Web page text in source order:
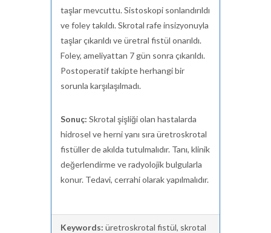
taşlar mevcuttu. Sistoskopi sonlandırıldı
ve foley takıldı. Skrotal rafe insizyonuyla
taşlar çıkarıldı ve üretral fistül onarıldı.
Foley, ameliyattan 7 gün sonra çıkarıldı.
Postoperatif takipte herhangi bir
sorunla karşılaşılmadı.
Sonuç: Skrotal şişliği olan hastalarda
hidrosel ve herni yanı sıra üretroskrotal
fistüller de akılda tutulmalıdır. Tanı, klinik
değerlendirme ve radyolojik bulgularla
konur. Tedavi, cerrahi olarak yapılmalıdır.
Keywords: üretroskrotal fistül, skrotal